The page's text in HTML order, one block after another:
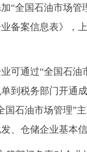
“全国石油市场管
备案信息表》，
通过“全国石油
到税务部门开通
国石油市场管理”
、仓储企业基本信